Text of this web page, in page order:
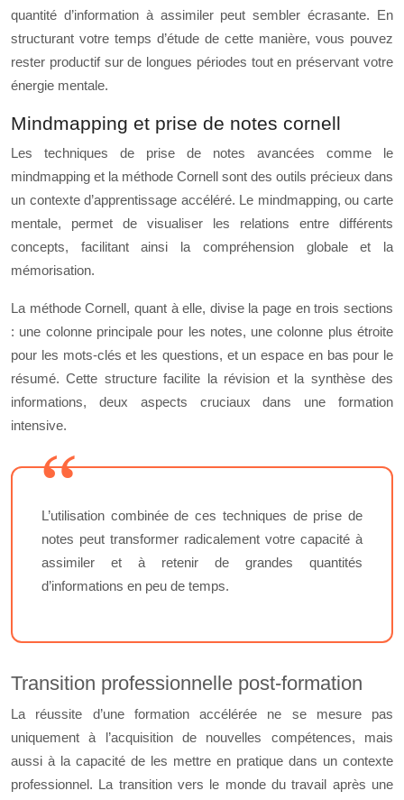
quantité d’information à assimiler peut sembler écrasante. En
structurant votre temps d’étude de cette manière, vous pouvez
rester productif sur de longues périodes tout en préservant votre
énergie mentale.
Mindmapping et prise de notes cornell
Les techniques de prise de notes avancées comme le
mindmapping et la méthode Cornell sont des outils précieux dans
un contexte d’apprentissage accéléré. Le mindmapping, ou carte
mentale, permet de visualiser les relations entre différents
concepts, facilitant ainsi la compréhension globale et la
mémorisation.
La méthode Cornell, quant à elle, divise la page en trois sections
: une colonne principale pour les notes, une colonne plus étroite
pour les mots-clés et les questions, et un espace en bas pour le
résumé. Cette structure facilite la révision et la synthèse des
informations, deux aspects cruciaux dans une formation
intensive.
L’utilisation combinée de ces techniques de prise de
notes peut transformer radicalement votre capacité à
assimiler et à retenir de grandes quantités
d’informations en peu de temps.
Transition professionnelle post-formation
La réussite d’une formation accélérée ne se mesure pas
uniquement à l’acquisition de nouvelles compétences, mais
aussi à la capacité de les mettre en pratique dans un contexte
professionnel. La transition vers le monde du travail après une